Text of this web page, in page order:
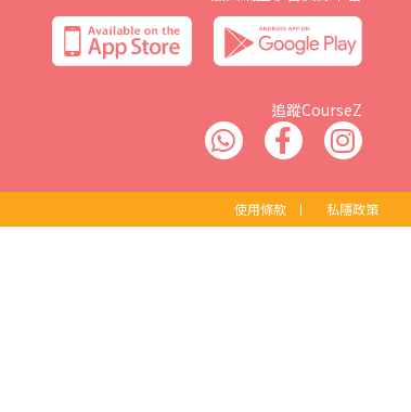
追蹤CourseZ
使用條款 丨 私隱政策